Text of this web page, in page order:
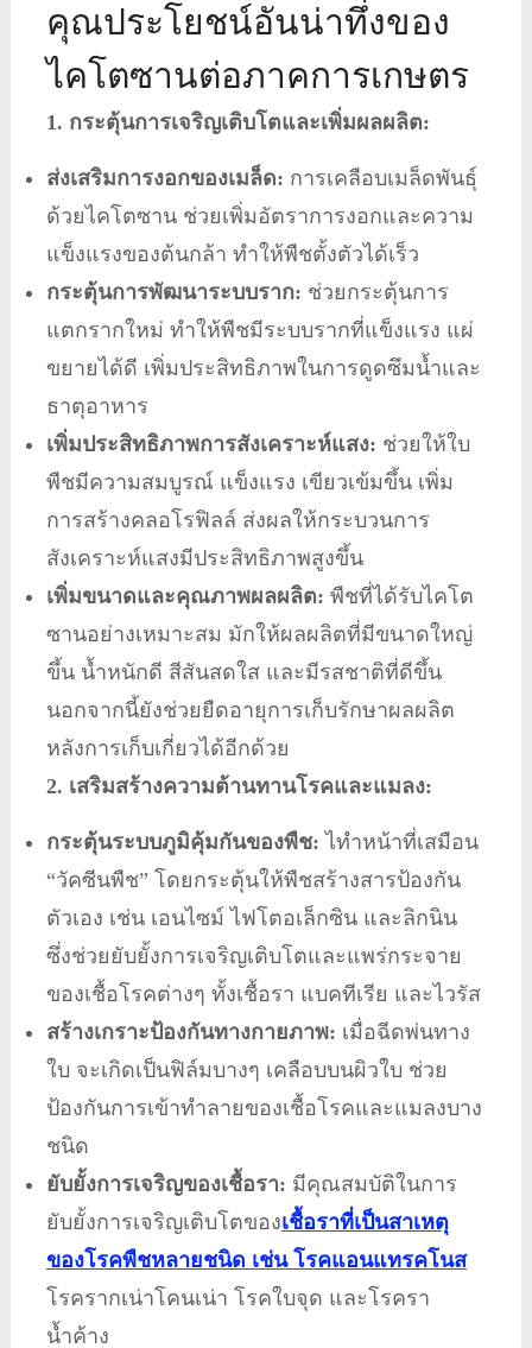
คุณประโยชน์อันน่าทึ่งของ
ไคโตซานต่อภาคการเกษตร
1. กระตุ้นการเจริญเติบโตและเพิ่มผลผลิต:
ส่งเสริมการงอกของเมล็ด: การเคลือบเมล็ดพันธุ์
ด้วยไคโตซาน ช่วยเพิ่มอัตราการงอกและความ
แข็งแรงของต้นกล้า ทำให้พืชตั้งตัวได้เร็ว
กระตุ้นการพัฒนาระบบราก: ช่วยกระตุ้นการ
แตกรากใหม่ ทำให้พืชมีระบบรากที่แข็งแรง แผ่
ขยายได้ดี เพิ่มประสิทธิภาพในการดูดซึมน้ำและ
ธาตุอาหาร
เพิ่มประสิทธิภาพการสังเคราะห์แสง: ช่วยให้ใบ
พืชมีความสมบูรณ์ แข็งแรง เขียวเข้มขึ้น เพิ่ม
การสร้างคลอโรฟิลล์ ส่งผลให้กระบวนการ
สังเคราะห์แสงมีประสิทธิภาพสูงขึ้น
เพิ่มขนาดและคุณภาพผลผลิต: พืชที่ได้รับไคโต
ซานอย่างเหมาะสม มักให้ผลผลิตที่มีขนาดใหญ่
ขึ้น น้ำหนักดี สีสันสดใส และมีรสชาติที่ดีขึ้น
นอกจากนี้ยังช่วยยืดอายุการเก็บรักษาผลผลิต
หลังการเก็บเกี่ยวได้อีกด้วย
2. เสริมสร้างความต้านทานโรคและแมลง:
กระตุ้นระบบภูมิคุ้มกันของพืช: ไทำหน้าที่เสมือน
“วัคซีนพืช” โดยกระตุ้นให้พืชสร้างสารป้องกัน
ตัวเอง เช่น เอนไซม์ ไฟโตอเล็กซิน และลิกนิน
ซึ่งช่วยยับยั้งการเจริญเติบโตและแพร่กระจาย
ของเชื้อโรคต่างๆ ทั้งเชื้อรา แบคทีเรีย และไวรัส
สร้างเกราะป้องกันทางกายภาพ: เมื่อฉีดพ่นทาง
ใบ จะเกิดเป็นฟิล์มบางๆ เคลือบบนผิวใบ ช่วย
ป้องกันการเข้าทำลายของเชื้อโรคและแมลงบาง
ชนิด
ยับยั้งการเจริญของเชื้อรา: มีคุณสมบัติในการ
ยับยั้งการเจริญเติบโตของเชื้อราที่เป็นสาเหตุ
ของโรคพืชหลายชนิด เช่น โรคแอนแทรคโนส
โรครากเน่าโคนเน่า โรคใบจุด และโรครา
น้ำค้าง